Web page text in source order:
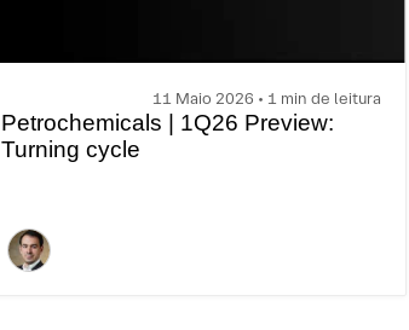
11 Maio 2026 • 1 min de leitura
Petrochemicals | 1Q26 Preview:
Turning cycle